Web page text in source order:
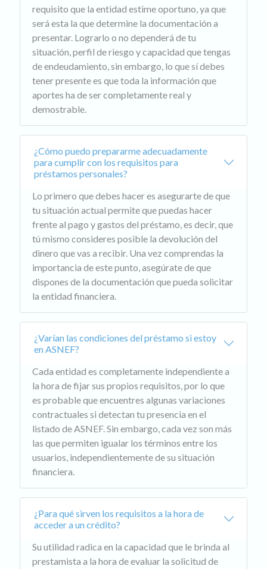
requisito que la entidad estime oportuno, ya que
será esta la que determine la documentación a
presentar. Lograrlo o no dependerá de tu
situación, perfil de riesgo y capacidad que tengas
de endeudamiento, sin embargo, lo que sí debes
tener presente es que toda la información que
aportes ha de ser completamente real y
demostrable.
¿Cómo puedo prepararme adecuadamente
para cumplir con los requisitos para
préstamos personales?
Lo primero que debes hacer es asegurarte de que
tu situación actual permite que puedas hacer
frente al pago y gastos del préstamo, es decir, que
tú mismo consideres posible la devolución del
dinero que vas a recibir. Una vez comprendas la
importancia de este punto, asegúrate de que
dispones de la documentación que pueda solicitar
la entidad financiera.
¿Varían las condiciones del préstamo si estoy
en ASNEF?
Cada entidad es completamente independiente a
la hora de fijar sus propios requisitos, por lo que
es probable que encuentres algunas variaciones
contractuales si detectan tu presencia en el
listado de ASNEF. Sin embargo, cada vez son más
las que permiten igualar los términos entre los
usuarios, independientemente de su situación
financiera.
¿Para qué sirven los requisitos a la hora de
acceder a un crédito?
Su utilidad radica en la capacidad que le brinda al
prestamista a la hora de evaluar la solicitud de